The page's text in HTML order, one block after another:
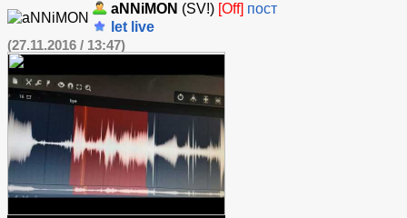
aNNiMON (SV!) [Off] пост
let live
(27.11.2016 / 13:47)